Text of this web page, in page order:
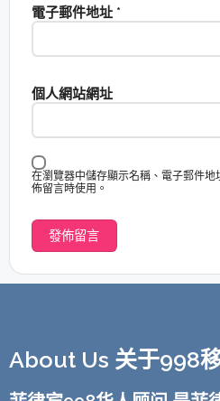
電子郵件地址 *
個人網站網址
在瀏覽器中儲存顯示名稱、電子郵件
佈留言時使用。
About Us 关于998